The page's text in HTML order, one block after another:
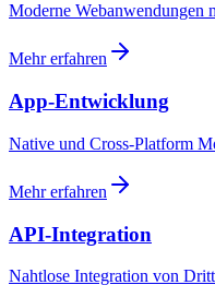
Moderne Webanwendungen
Mehr erfahren
App-Entwicklung
Native und Cross-Platform
Mehr erfahren
API-Integration
Nahtlose Integration von